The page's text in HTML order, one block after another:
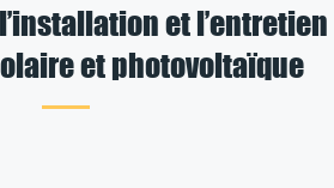
et l’entretien
et photovoltaïque